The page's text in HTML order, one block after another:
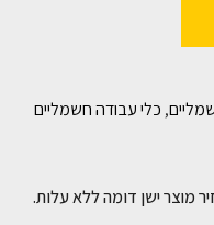
, כלי עבודה חשמליים
מוצר ישן דומה ללא עלות.